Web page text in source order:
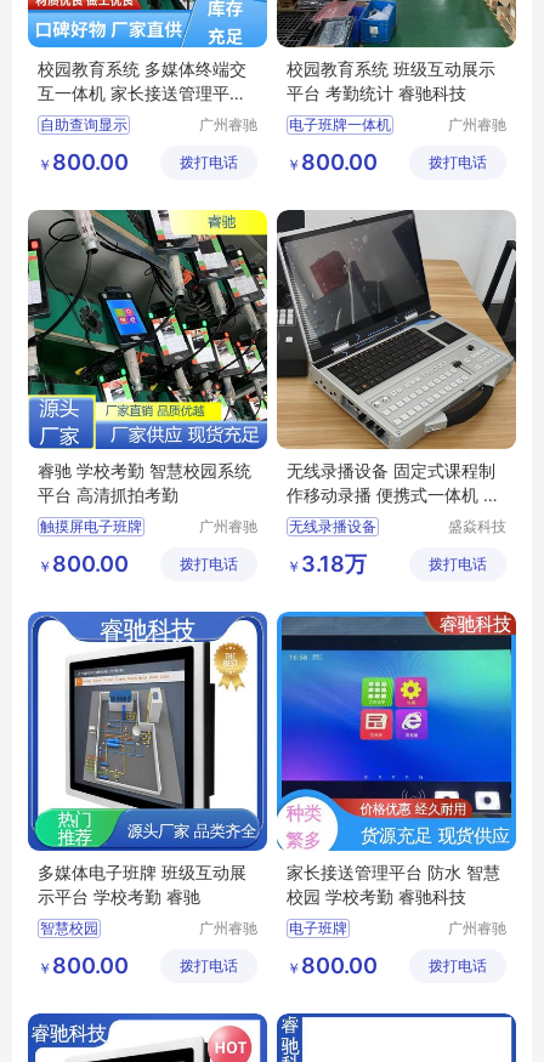
校园教育系统 多媒体终端交
互一体机 家长接送管理平台
睿驰
自助查询显示
班班通系统
校园文化建设系统
广州睿驰
公司
￥ 800.00 拨打电话
校园教育系统 班级互动展示
平台 考勤统计 睿驰科技
电子班牌一体机
数字化教室教学
触摸屏软件签到
广州睿驰
公司
￥ 800.00 拨打电话
睿驰 学校考勤 智慧校园系统
平台 高清抓拍考勤
触摸屏电子班牌
液晶智慧校园一体机
家长接送管理平台
广州睿驰
公司
￥ 800.00 拨打电话
无线录播设备 固定式课程制
作移动录播 便携式一体机 虚
拟演播室
无线录播设备
专递课堂 移动录播
盛焱科技
限公司
￥ 3.18万 拨打电话
多媒体电子班牌 班级互动展
示平台 学校考勤 睿驰
智慧校园
人脸识别考勤打卡一体化管理系统触摸一体机
校园文化建设系统
广州睿驰
公司
￥ 800.00 拨打电话
家长接送管理平台 防水 智慧
校园 学校考勤 睿驰科技
电子班牌
信息互通系统
人脸识别考勤打卡一体化管理系统触摸一体机
广州睿驰
公司
￥ 800.00 拨打电话